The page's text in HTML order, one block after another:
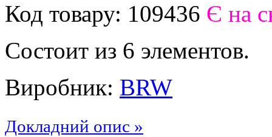
Код товару: 109436 Є на
Состоит из 6 элементов.
Виробник: BRW
Докладний опис »